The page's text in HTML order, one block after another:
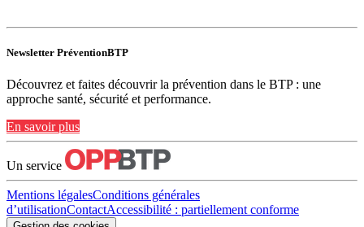
Newsletter PréventionBTP
Découvrez et faites découvrir la prévention dans le BTP : une
approche santé, sécurité et performance.
En savoir plus
Un service
Mentions légalesConditions générales
d’utilisationContactAccessibilité : partiellement conforme